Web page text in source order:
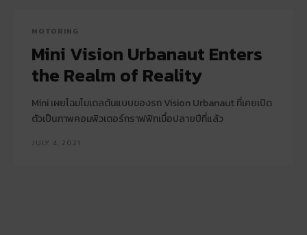
MOTORING
Mini Vision Urbanaut Enters
the Realm of Reality
Mini เผยโฉมโมเดลต้นแบบของรถ Vision Urbanaut ที่เคยเปิด
ตัวเป็นภาพคอมพิวเตอร์กราฟฟิกเมื่อปลายปีที่แล้ว
JULY 4, 2021